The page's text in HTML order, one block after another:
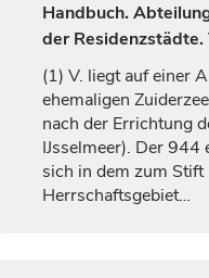
Handbuch.
der
(1) V. liegt auf einer
ehemaligen
nach der Errichtung
IJsselmeer). Der
sich in dem zum Stift
Herrschaftsgebiet…